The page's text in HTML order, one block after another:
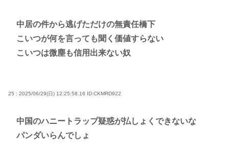
中居の件から逃げただけの無責任橋下
こいつが何を言っても聞く価値すらない
こいつは微塵も信用出来ない奴
25 : 2025/06/29(日) 12:25:58.16 ID:CKMRD922
中国のハニートラップ疑惑が払しょくできないな
パンダいらんでしょ